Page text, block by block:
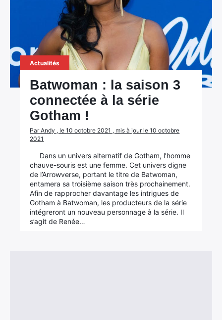
Actualités
Batwoman : la saison 3
connectée à la série
Gotham !
Par Andy , le 10 octobre 2021 , mis à jour le 10 octobre
2021
Dans un univers alternatif de Gotham, l’homme
chauve-souris est une femme. Cet univers digne
de l’Arrowverse, portant le titre de Batwoman,
entamera sa troisième saison très prochainement.
Afin de rapprocher davantage les intrigues de
Gotham à Batwoman, les producteurs de la série
intégreront un nouveau personnage à la série. Il
s’agit de Renée…